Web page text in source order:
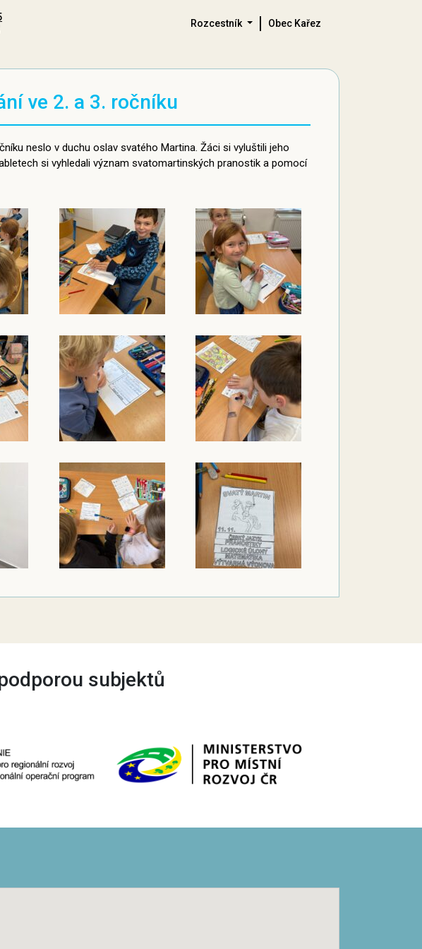
Rozcestník Obec Kařez
ve 2. a 3. ročníku
neslo v duchu oslav svatého Martina. Žáci si vyluštili jeho
si vyhledali význam svatomartinských pranostik a pomocí
subjektů